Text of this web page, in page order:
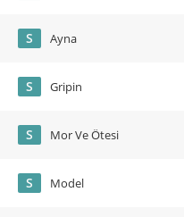
S Ayna
S Gripin
S Mor Ve Ötesi
S Model